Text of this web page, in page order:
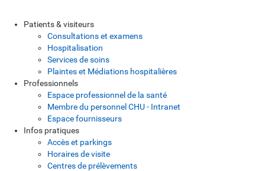
Patients & visiteurs
Consultations et examens
Hospitalisation
Services de soins
Plaintes et Médiations hospitalières
Professionnels
Espace professionnel de la santé
Membre du personnel CHU - Intranet
Espace fournisseurs
Infos pratiques
Accès et parkings
Horaires de visite
Centres de prélèvements